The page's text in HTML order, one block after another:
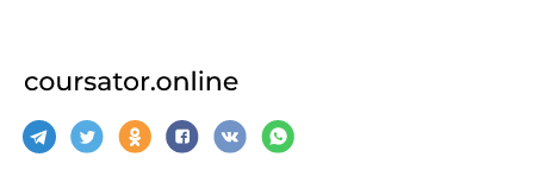
Немецкий язык для начинающих
Испанский язык